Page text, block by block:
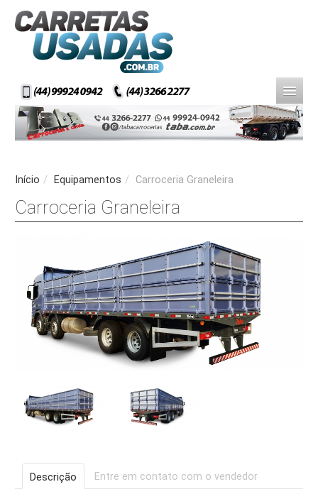
Início / Equipamentos / Carroceria Graneleira
Carroceria Graneleira
Descrição Entre em contato com o vendedor